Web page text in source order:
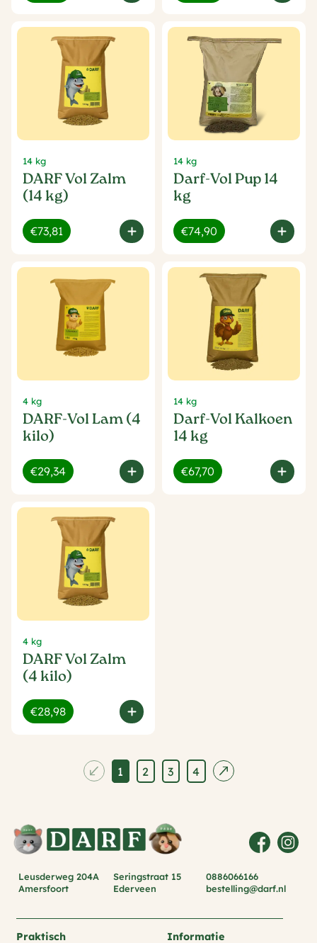
14 kg
DARF Vol Zalm
(14 kg)
€73,81
14 kg
Darf-Vol Pup 14
kg
€74,90
4 kg
DARF-Vol Lam (4
kilo)
€29,34
14 kg
Darf-Vol Kalkoen
14 kg
€67,70
4 kg
DARF Vol Zalm
(4 kilo)
€28,98
1 2 3 4
Leusderweg 204A
Amersfoort
Seringstraat 15
Ederveen
0886066166
bestelling@darf.nl
Praktisch Informatie